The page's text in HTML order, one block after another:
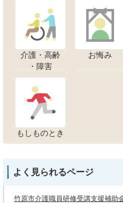
介護・高齢
・障害
お悔み
もしものとき
よく見られるページ
竹原市介護職員研修受講支援補助